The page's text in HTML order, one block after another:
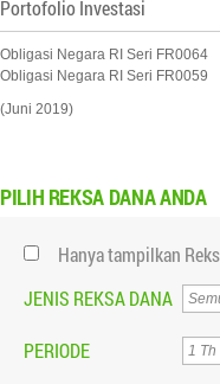
Portofolio Investasi
Obligasi Negara RI Seri FR0064
Obligasi Negara RI Seri FR0059
(Juni 2019)
PILIH REKSA DANA ANDA
Hanya tampilkan
JENIS REKSA DANA
PERIODE